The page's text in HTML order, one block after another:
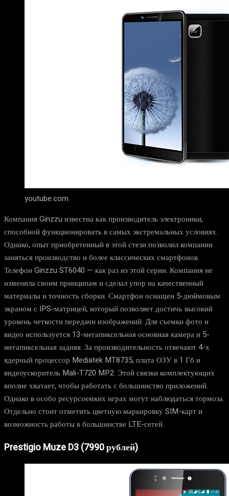
youtube.com
Компания Ginzzu известна как производитель электроники,
способной функционировать в самых экстремальных условиях.
Однако, опыт приобретенный в этой стези позволил компании
заняться производство и более классических смартфонов.
Телефон Ginzzu ST6040 — как раз из этой серии. Компания не
изменила своим принципам и сделал упор на качественный
материалы и точность сборки. Смартфон оснащен 5-дюймовым
экраном с IPS-матрицей, который позволяет достичь высокий
уровень четкости передачи изображений. Для съемки фото и
видео используется 13-мегапиксельная основная камера и 5-
мегапиксельная задняя. За производительность отвечают 4-х
ядерный процессор Mediatek MT8735, плата ОЗУ в 1 Гб и
видеоускоритель Mali-T720 MP2. Этой связки комплектующих
вполне хватает, чтобы работать с большинство приложений.
Однако в особо ресурсоемких играх могут наблюдаться тормоза.
Отдельно стоит отметить цветную маркировку SIM-карт и
возможность работы в большинстве LTE-сетей.
Prestigio Muze D3 (7990 рублей)